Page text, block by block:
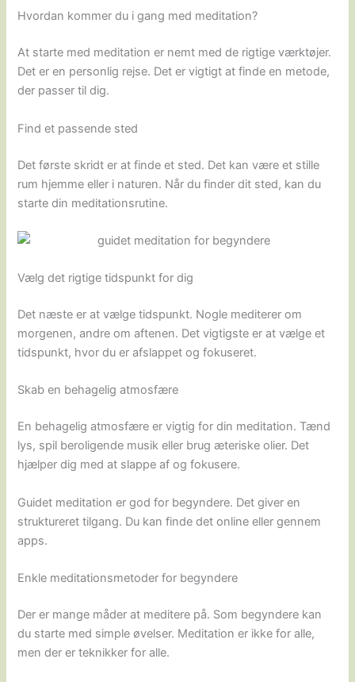
Hvordan kommer du i gang med meditation?
At starte med meditation er nemt med de rigtige værktøjer.
Det er en personlig rejse. Det er vigtigt at finde en metode,
der passer til dig.
Find et passende sted
Det første skridt er at finde et sted. Det kan være et stille
rum hjemme eller i naturen. Når du finder dit sted, kan du
starte din meditationsrutine.
Vælg det rigtige tidspunkt for dig
Det næste er at vælge tidspunkt. Nogle mediterer om
morgenen, andre om aftenen. Det vigtigste er at vælge et
tidspunkt, hvor du er afslappet og fokuseret.
Skab en behagelig atmosfære
En behagelig atmosfære er vigtig for din meditation. Tænd
lys, spil beroligende musik eller brug æteriske olier. Det
hjælper dig med at slappe af og fokusere.
Guidet meditation er god for begyndere. Det giver en
struktureret tilgang. Du kan finde det online eller gennem
apps.
Enkle meditationsmetoder for begyndere
Der er mange måder at meditere på. Som begyndere kan
du starte med simple øvelser. Meditation er ikke for alle,
men der er teknikker for alle.